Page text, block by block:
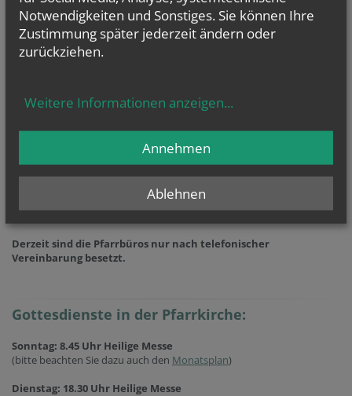
… Erstkommunion(weitereInfos...)
… Firmung(weitereInfos...)
… Hochzeit(weitere Infos...)und
… Beerdigung
unserPfarrbürounter 02230/2282
Öffnungszeiten
Öffnungszeiten der Kirche:
Telefonisch erreichen Sie uns unter der Telefonnummer
Derzeit sind die Pfarrbüros nur nach telefonischer
Vereinbarung besetzt.
Gottesdienste in der Pfarrkirche:
Sonntag: 8.45 Uhr Heilige Messe
(bitte beachten Sie dazu auch den Monatsplan)
Dienstag: 18.30 Uhr Heilige Messe
Notwendigkeiten und Sonstiges. Sie können Ihre
Zustimmung später jederzeit ändern oder
zurückziehen.
Weitere Informationen anzeigen...
Ablehnen
Annehmen